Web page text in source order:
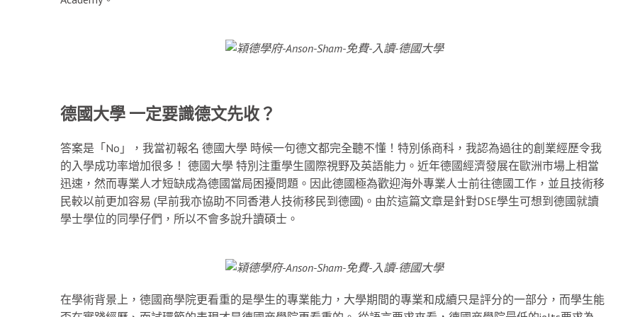
德國大學 一定要識德文先收？
答案是「No」，我當初報名 德國大學 時候一句德文都完全聽不懂！特別係商科，我認為過往的創業經歷令我
的入學成功率增加很多！ 德國大學 特別注重學生國際視野及英語能力。近年德國經濟發展在歐洲市場上相當
迅速，然而專業人才短缺成為德國當局困擾問題。因此德國極為歡迎海外專業人士前往德國工作，並且技術移
民較以前更加容易 (早前我亦協助不同香港人技術移民到德國)。由於這篇文章是針對DSE學生可想到德國就讀
學士學位的同學仔們，所以不會多說升讀碩士。
在學術背景上，德國商學院更看重的是學生的專業能力，大學期間的專業和成續只是評分的一部分，而學生能